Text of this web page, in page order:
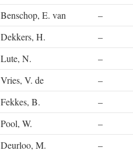
Benschop, E. van
–
Dekkers, H.
–
Lute, N.
–
Vries, V. de
–
Fekkes, B.
–
Pool, W.
–
Deurloo, M.
–